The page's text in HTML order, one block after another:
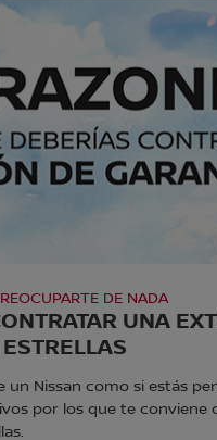
DE NADA
UNA
un Nissan como si estás
por los que te